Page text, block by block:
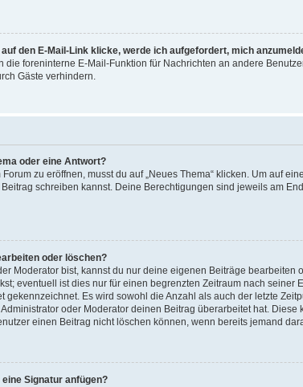
den E-Mail-Link klicke, werde ich aufgefordert, mich
die foreninterne E-Mail-Funktion für Nachrichten an andere
Gäste verhindern.
oder eine Antwort?
zu eröffnen, musst du auf „Neues Thema“ klicken. Um auf
schreiben kannst. Deine Berechtigungen sind jeweils am
oder löschen?
Moderator bist, kannst du nur deine eigenen Beiträge
eventuell ist dies nur für einen begrenzten Zeitraum nach
gekennzeichnet. Es wird sowohl die Anzahl als auch der letzte
oder Moderator deinen Beitrag überarbeitet hat.
einen Beitrag nicht löschen können, wenn bereits jemand
Signatur anfügen?